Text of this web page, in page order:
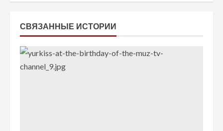
т
е
н
СВЯЗАННЫЕ ИСТОРИИ